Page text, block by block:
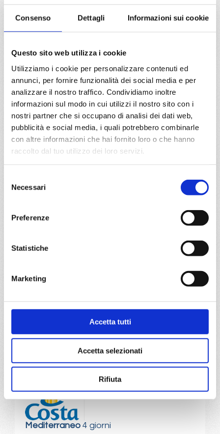
Consenso Dettagli Informazioni sui cookie
Questo sito web utilizza i cookie
Utilizziamo i cookie per personalizzare contenuti ed
annunci, per fornire funzionalità dei social media e per
analizzare il nostro traffico. Condividiamo inoltre
informazioni sul modo in cui utilizzi il nostro sito con i
nostri partner che si occupano di analisi dei dati web,
pubblicità e social media, i quali potrebbero combinarle
con altre informazioni che hai fornito loro o che hanno
raccolto dal tuo utilizzo dei loro servizi.
delNecessari
Preferenze
Statistiche
Marketing
Accetta tutti
Accetta selezionati
Rifiuta
daLa SpeziaconCosta
Fascinosa
La Spezia, Civitavecchia, Salerno, Messina, La Seyne,
Savona
24/05/2027
€ 360
a partire da
€ 360
Atene/Pireo, Istanbul, Smirne, Volos, Santorini,
a partire da
€ 365
Mediterraneo4 giorni
daBariconCosta Deliziosa